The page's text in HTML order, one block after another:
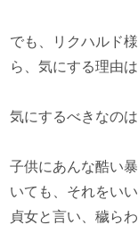
でも、リクハルド
ら、気にする理由は
気にするべきなの
子供にあんな酷い
いても、それをい
貞女と言い、穢ら